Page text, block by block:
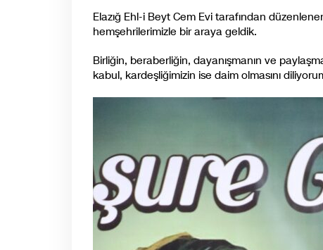
Elazığ Ehl-i Beyt Cem Evi tarafından
hemşehrilerimizle bir araya geldik.
Birliğin, beraberliğin, dayanışmanın ve
kabul, kardeşliğimizin ise daim olmasını